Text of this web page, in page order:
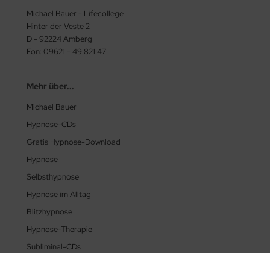
Michael Bauer - Lifecollege
Hinter der Veste 2
D - 92224 Amberg
Fon: 09621 - 49 821 47
Mehr über...
Michael Bauer
Hypnose-CDs
Gratis Hypnose-Download
Hypnose
Selbsthypnose
Hypnose im Alltag
Blitzhypnose
Hypnose-Therapie
Subliminal-CDs